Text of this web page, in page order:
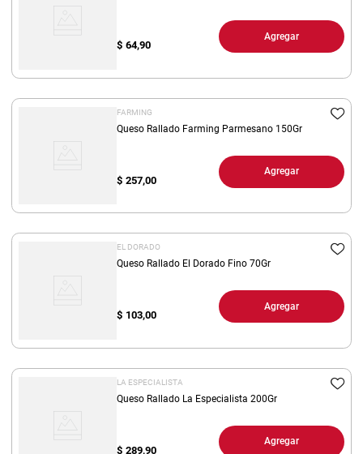
$ 64,90
Agregar
FARMING
Queso Rallado Farming Parmesano 150Gr
$ 257,00
Agregar
EL DORADO
Queso Rallado El Dorado Fino 70Gr
$ 103,00
Agregar
LA ESPECIALISTA
Queso Rallado La Especialista 200Gr
$ 289,90
Agregar